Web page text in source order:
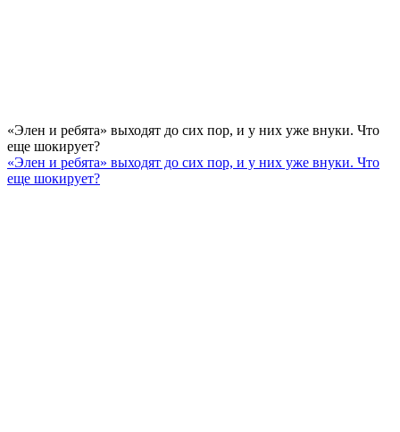
«Элен и ребята» выходят до сих пор, и у них уже внуки. Что
еще шокирует?
«Элен и ребята» выходят до сих пор, и у них уже внуки. Что
еще шокирует?